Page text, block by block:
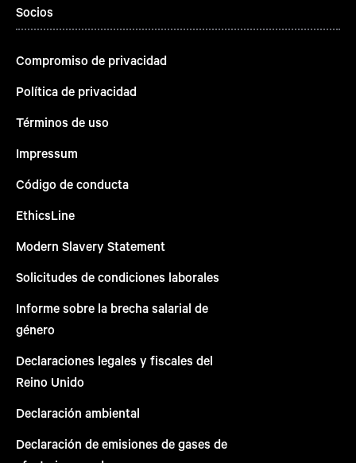
Socios
Compromiso de privacidad
Política de privacidad
Términos de uso
Impressum
Código de conducta
EthicsLine
Modern Slavery Statement
Solicitudes de condiciones laborales
Informe sobre la brecha salarial de
género
Declaraciones legales y fiscales del
Reino Unido
Declaración ambiental
Declaración de emisiones de gases de